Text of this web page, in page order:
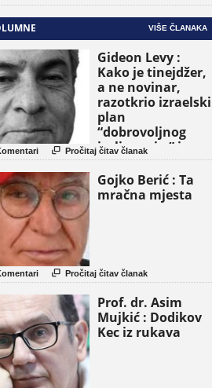
VIŠE ČLANAKA
Gideon Levy :
Kako je tinejdžer,
a ne novinar,
razotkrio izraelski
plan
“dobrovoljnog
iseljavanja ” iz
Gaze
 Pročitaj čitav članak
Gojko Berić : Ta
mračna mjesta
 Pročitaj čitav članak
Prof. dr. Asim
Mujkić : Dodikov
Kec iz rukava